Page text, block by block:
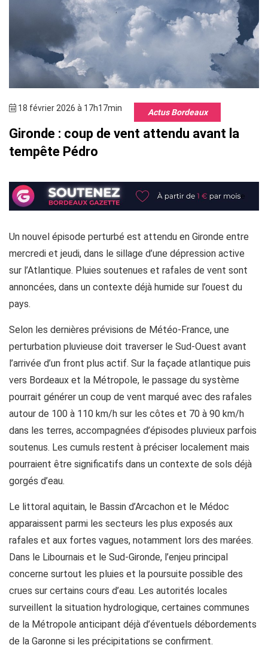
18 février 2026 à 17h17min Actus Bordeaux
Gironde : coup de vent attendu avant la
tempête Pédro
Un nouvel épisode perturbé est attendu en Gironde entre
mercredi et jeudi, dans le sillage d’une dépression active
sur l’Atlantique. Pluies soutenues et rafales de vent sont
annoncées, dans un contexte déjà humide sur l’ouest du
pays.
Selon les dernières prévisions de Météo-France, une
perturbation pluvieuse doit traverser le Sud-Ouest avant
l’arrivée d’un front plus actif. Sur la façade atlantique puis
vers Bordeaux et la Métropole, le passage du système
pourrait générer un coup de vent marqué avec des rafales
autour de 100 à 110 km/h sur les côtes et 70 à 90 km/h
dans les terres, accompagnées d’épisodes pluvieux parfois
soutenus. Les cumuls restent à préciser localement mais
pourraient être significatifs dans un contexte de sols déjà
gorgés d’eau.
Le littoral aquitain, le Bassin d’Arcachon et le Médoc
apparaissent parmi les secteurs les plus exposés aux
rafales et aux fortes vagues, notamment lors des marées.
Dans le Libournais et le Sud-Gironde, l’enjeu principal
concerne surtout les pluies et la poursuite possible des
crues sur certains cours d’eau. Les autorités locales
surveillent la situation hydrologique, certaines communes
de la Métropole anticipant déjà d’éventuels débordements
de la Garonne si les précipitations se confirment.